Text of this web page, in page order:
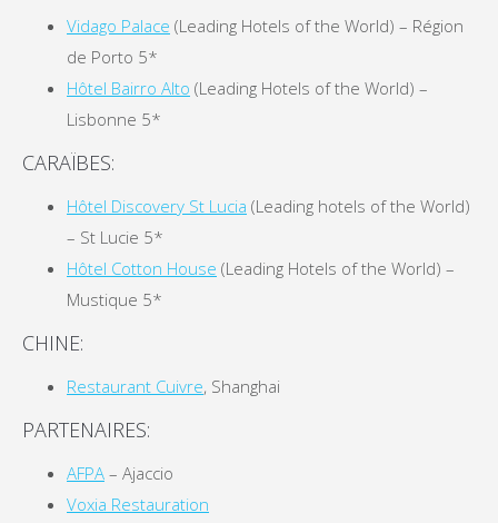
Vidago Palace (Leading Hotels of the World) – Région
de Porto 5*
Hôtel Bairro Alto (Leading Hotels of the World) –
Lisbonne 5*
CARAÏBES:
Hôtel Discovery St Lucia (Leading hotels of the World)
– St Lucie 5*
Hôtel Cotton House (Leading Hotels of the World) –
Mustique 5*
CHINE:
Restaurant Cuivre, Shanghai
PARTENAIRES:
AFPA – Ajaccio
Voxia Restauration